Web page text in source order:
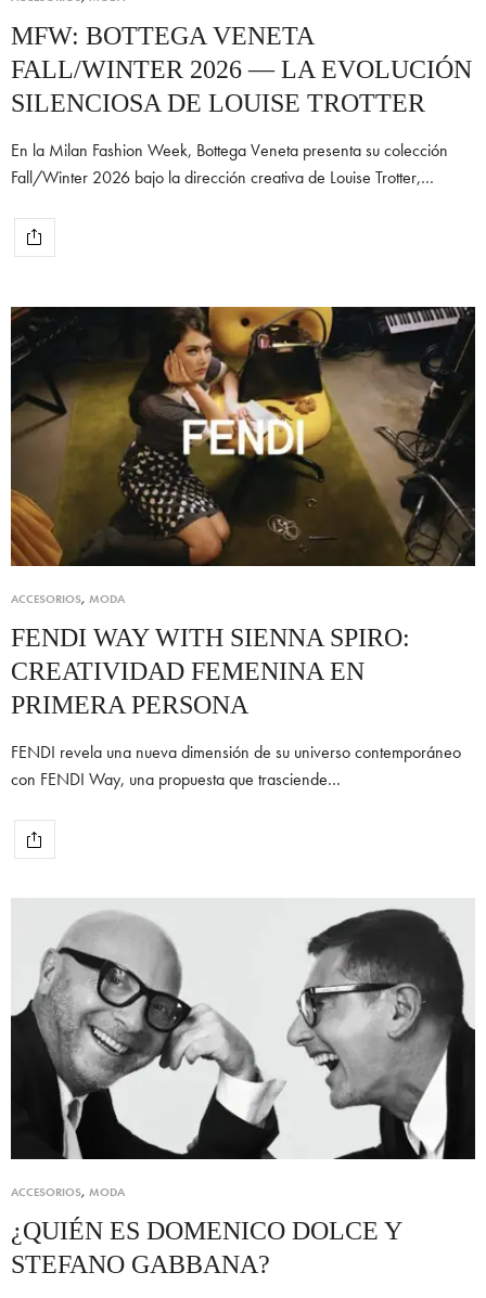
MFW: BOTTEGA VENETA
FALL/WINTER 2026 — LA EVOLUCIÓN
SILENCIOSA DE LOUISE TROTTER
En la Milan Fashion Week, Bottega Veneta presenta su colección
Fall/Winter 2026 bajo la dirección creativa de Louise Trotter,…
ACCESORIOS, MODA
FENDI WAY WITH SIENNA SPIRO:
CREATIVIDAD FEMENINA EN
PRIMERA PERSONA
FENDI revela una nueva dimensión de su universo contemporáneo
con FENDI Way, una propuesta que trasciende…
ACCESORIOS, MODA
¿QUIÉN ES DOMENICO DOLCE Y
STEFANO GABBANA?